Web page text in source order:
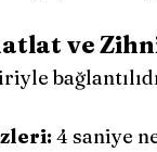
ve
4 saniye